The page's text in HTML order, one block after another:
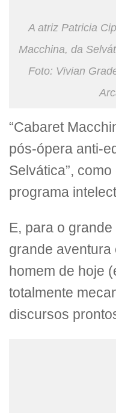
A atriz Patricia
Macchina, da
Foto: Vivian
“Cabaret
pós-ópera anti-
Selvática”,
programa
E, para o
grande aventura
homem de hoje
totalmente
discursos